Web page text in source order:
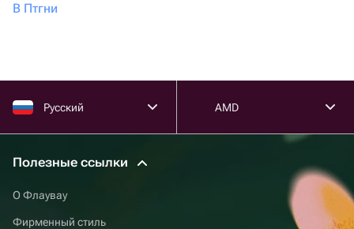
В Птгни
Русский AMD
Полезные ссылки
О Флаувау
Фирменный стиль